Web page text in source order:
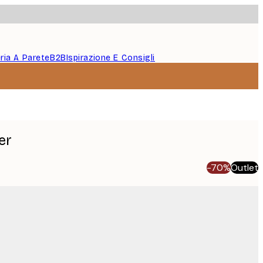
A PareteB2BIspirazione E Consigli
-70%Outlet